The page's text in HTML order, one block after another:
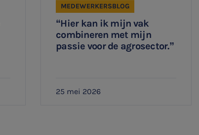
“Hier kan ik mijn vak
combineren met mijn
passie voor de agrosector.”
MEDEWERKERSBLOG
25 mei 2026